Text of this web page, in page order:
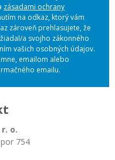
zásadami ochrany
na odkaz, ktorý vám
zároveň prehlasujete, že
a svojho zákonného
vašich osobných údajov.
emailom alebo
emailu.
r. o.
754